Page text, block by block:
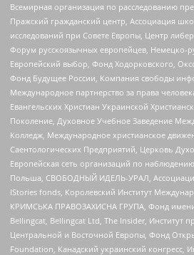
Всемирная организация по расследованию
Пражский гражданский центр, Ассоциация
исследований при Совете Европы, Центр
Форум русскоязычных европейцев, Немецко-
Европейский выбор, Фонд Ходорковского,
Фонд Будущее России, Компания свободы
Международное партнерство за права
Евангельских Христиан Украинской
Поколение, Духовное Учебное Заведение
Колледж, Международное христианское
Саентологических Предприятий, Церковь
Европейская сеть организаций по
Польша, СВОБОДНЫЙ ИДЕЛЬ-УРАЛ, Ассоциация
IStories fonds, Королевский Институт
КРИМСЬКА ПРАВОЗАХИСНА ГРУПА, Фонд имени
Bellingcat, Bellingcat Ltd, The Insider, Институт
Центральной и Восточной Европы, Фонд
Foundation, Канадский украинский конгресс,